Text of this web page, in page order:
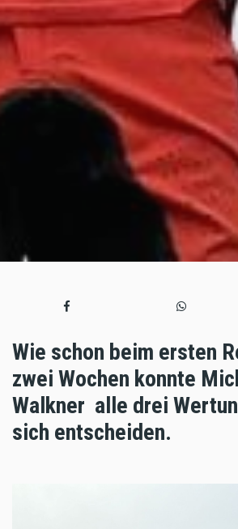
Wie schon beim ersten
zwei Wochen konnte
Walkner alle drei
sich entscheiden.